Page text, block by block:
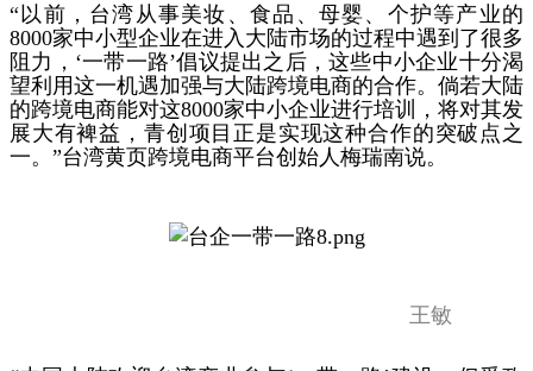
“以前，台湾从事美妆、食品、母婴、个护等产业的
8000家中小型企业在进入大陆市场的过程中遇到了很多
阻力，‘一带一路’倡议提出之后，这些中小企业十分渴
望利用这一机遇加强与大陆跨境电商的合作。倘若大陆
的跨境电商能对这8000家中小企业进行培训，将对其发
展大有裨益，青创项目正是实现这种合作的突破点之
一。”台湾黄页跨境电商平台创始人梅瑞南说。
王敏